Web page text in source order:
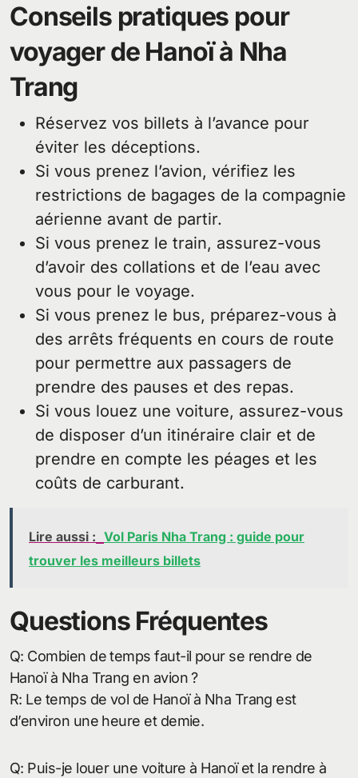
Conseils pratiques pour
voyager de Hanoï à Nha
Trang
Réservez vos billets à l’avance pour
éviter les déceptions.
Si vous prenez l’avion, vérifiez les
restrictions de bagages de la compagnie
aérienne avant de partir.
Si vous prenez le train, assurez-vous
d’avoir des collations et de l’eau avec
vous pour le voyage.
Si vous prenez le bus, préparez-vous à
des arrêts fréquents en cours de route
pour permettre aux passagers de
prendre des pauses et des repas.
Si vous louez une voiture, assurez-vous
de disposer d’un itinéraire clair et de
prendre en compte les péages et les
coûts de carburant.
Lire aussi : Vol Paris Nha Trang : guide pour
trouver les meilleurs billets
Questions Fréquentes
Q: Combien de temps faut-il pour se rendre de
Hanoï à Nha Trang en avion ?
R: Le temps de vol de Hanoï à Nha Trang est
d’environ une heure et demie.
Q: Puis-je louer une voiture à Hanoï et la rendre à